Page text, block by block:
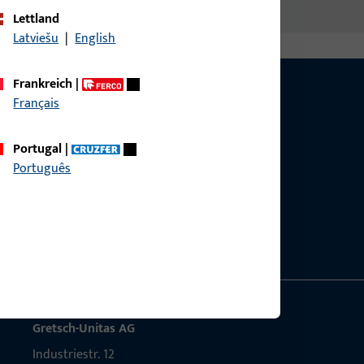
Lettland
Latviešu | English
Frankreich|
Français
Portugal|
Português
Gretsch-Unitas AG
Indu­s­triestr. 12